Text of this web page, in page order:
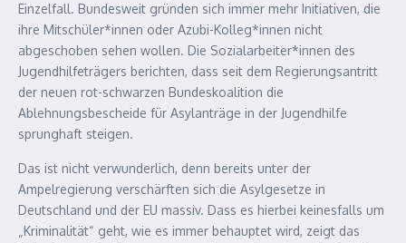
Einzelfall. Bundesweit gründen sich immer mehr Initiativen, die
ihre Mitschüler*innen oder Azubi-Kolleg*innen nicht
abgeschoben sehen wollen. Die Sozialarbeiter*innen des
Jugendhilfeträgers berichten, dass seit dem Regierungsantritt
der neuen rot-schwarzen Bundeskoalition die
Ablehnungsbescheide für Asylanträge in der Jugendhilfe
sprunghaft steigen.
Das ist nicht verwunderlich, denn bereits unter der
Ampelregierung verschärften sich die Asylgesetze in
Deutschland und der EU massiv. Dass es hierbei keinesfalls um
„Kriminalität“ geht, wie es immer behauptet wird, zeigt das